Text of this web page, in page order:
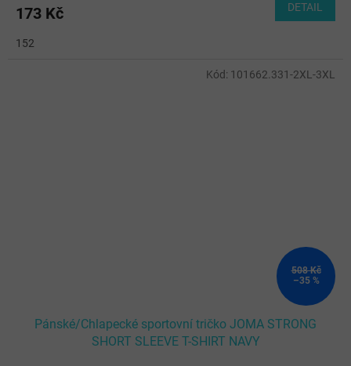
173 Kč DETAIL
152
508 Kč
–35 %
Pánské/Chlapecké sportovní tričko JOMA STRONG
SHORT SLEEVE T-SHIRT NAVY
Kód: 101662.331-2XL-3XL